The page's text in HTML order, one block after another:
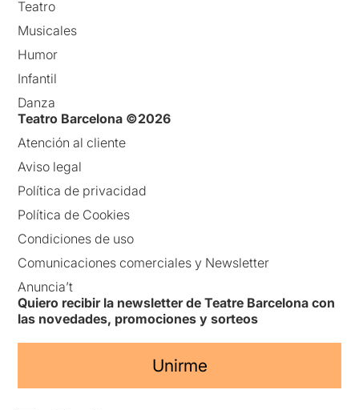
Teatro
Musicales
Humor
Infantil
Danza
Teatro Barcelona ©2026
Atención al cliente
Aviso legal
Política de privacidad
Política de Cookies
Condiciones de uso
Comunicaciones comerciales y Newsletter
Anuncia’t
Quiero recibir la newsletter de Teatre Barcelona con
las novedades, promociones y sorteos
Unirme